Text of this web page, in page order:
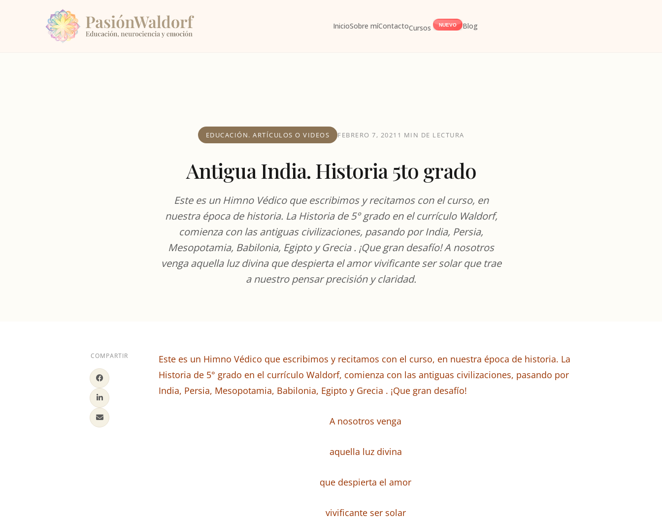
InicioSobre míContactoCursos NUEVO Blog
EDUCACIÓN. ARTÍCULOS O VIDEOS FEBRERO 7, 2021 1 MIN DE LECTURA
Antigua India. Historia 5to grado
Este es un Himno Védico que escribimos y recitamos con el curso, en
nuestra época de historia. La Historia de 5° grado en el currículo Waldorf,
comienza con las antiguas civilizaciones, pasando por India, Persia,
Mesopotamia, Babilonia, Egipto y Grecia . ¡Que gran desafío! A nosotros
venga aquella luz divina que despierta el amor vivificante ser solar que trae
a nuestro pensar precisión y claridad.
COMPARTIR Este es un Himno Védico que escribimos y recitamos con el curso, en nuestra época de historia. La
Historia de 5° grado en el currículo Waldorf, comienza con las antiguas civilizaciones, pasando por
India, Persia, Mesopotamia, Babilonia, Egipto y Grecia . ¡Que gran desafío!
A nosotros venga
aquella luz divina
que despierta el amor
vivificante ser solar